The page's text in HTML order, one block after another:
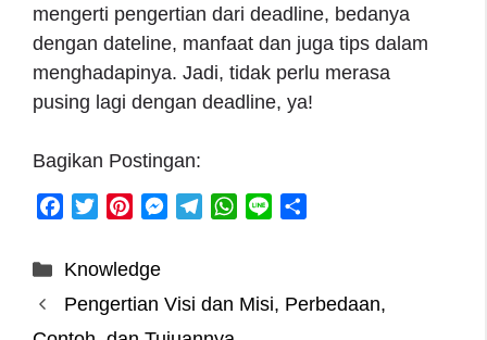
mengerti pengertian dari deadline, bedanya
dengan dateline, manfaat dan juga tips dalam
menghadapinya. Jadi, tidak perlu merasa
pusing lagi dengan deadline, ya!
Bagikan Postingan:
b
o
t
e
n
e
r
M
e
n
g
r
W
s
e
Categories
Knowledge
Pengertian Visi dan Misi, Perbedaan,